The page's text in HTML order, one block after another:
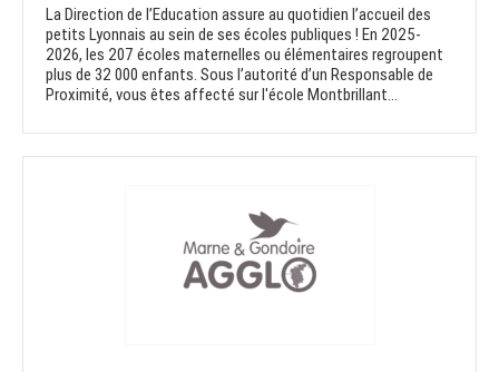
La Direction de l’Education assure au quotidien l’accueil des
petits Lyonnais au sein de ses écoles publiques ! En 2025-
2026, les 207 écoles maternelles ou élémentaires regroupent
plus de 32 000 enfants. Sous l’autorité d’un Responsable de
Proximité, vous êtes affecté sur l'école Montbrillant...